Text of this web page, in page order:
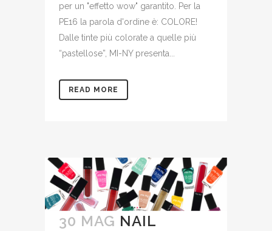
per un "effetto wow" garantito. Per la
PE16 la parola d'ordine è: COLORE!
Dalle tinte più colorate a quelle più
“pastellose”, MI-NY presenta...
READ MORE
30 MAG NAIL